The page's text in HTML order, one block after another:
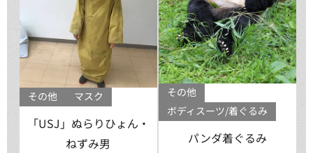
その他 マスク
「USJ」ぬらりひょん・
ねずみ男
その他
ボディスーツ/着ぐるみ
パンダ着ぐるみ